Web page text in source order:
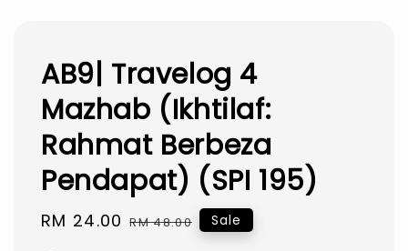
AB9| Travelog 4
Mazhab (Ikhtilaf:
Rahmat Berbeza
Pendapat) (SPI 195)
Sale
RM 24.00 Regular
RM 48.00 Sale